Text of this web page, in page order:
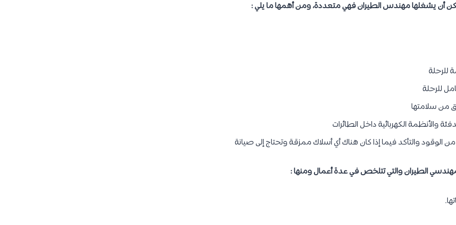
أن يشغلها مهندس الطيران فهي متعددة، ومن أهمها ما يلي :
للرحلة
للرحلة
من سلامتها
والأنظمة الكهربائية داخل الطائرات
من الوقود والتأكد فيما إذا كان هناك أي أسلاك ممزقة وتحتاج إلى صيانة
الطيران والتي تتلخص في عدة أعمال ومنها :